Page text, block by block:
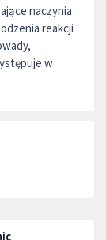
naczynia
reakcji
w